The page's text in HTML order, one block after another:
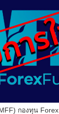
กองทุน